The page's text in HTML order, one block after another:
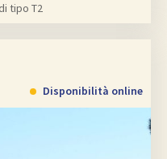
tipo T2
Disponibilità online